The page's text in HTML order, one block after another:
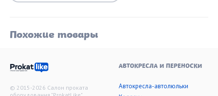
Похожие товары
© 2015-2026 Салон проката
АВТОКРЕСЛА И ПЕРЕНОСКИ
Автокресла-автолюльки